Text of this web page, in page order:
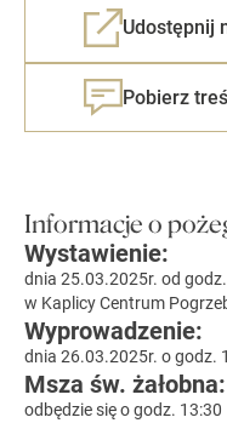
Udostępnij
Pobierz
Informacje o
Wystawienie:
dnia 25.03.2025r. od
w Kaplicy Centrum
Wyprowadzenie:
dnia 26.03.2025r. o godz.
Msza św. żałobna:
odbędzie się o godz. 13:30